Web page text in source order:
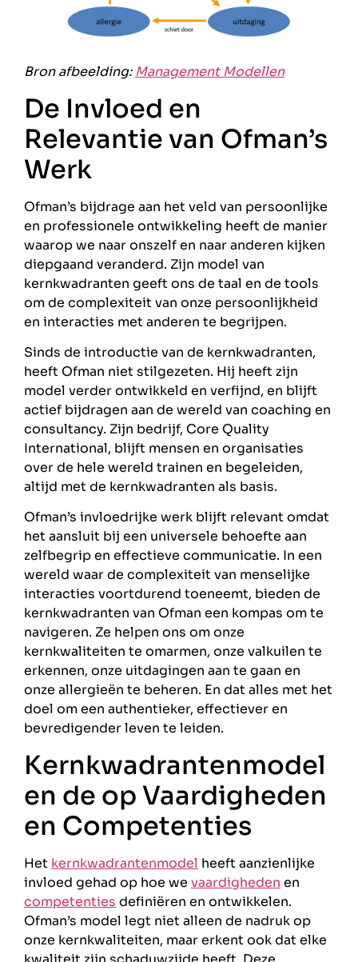
Bron afbeelding:Management Modellen
De Invloed en
Relevantie van Ofman’s
Werk
Ofman’s bijdrage aan het veld van persoonlijke
en professionele ontwikkeling heeft de manier
waarop we naar onszelf en naar anderen kijken
diepgaand veranderd. Zijn model van
kernkwadranten geeft ons de taal en de tools
om de complexiteit van onze persoonlijkheid
en interacties met anderen te begrijpen.
Sinds de introductie van de kernkwadranten,
heeft Ofman niet stilgezeten. Hij heeft zijn
model verder ontwikkeld en verfijnd, en blijft
actief bijdragen aan de wereld van coaching en
consultancy. Zijn bedrijf, Core Quality
International, blijft mensen en organisaties
over de hele wereld trainen en begeleiden,
altijd met de kernkwadranten als basis.
Ofman’s invloedrijke werk blijft relevant omdat
het aansluit bij een universele behoefte aan
zelfbegrip en effectieve communicatie. In een
wereld waar de complexiteit van menselijke
interacties voortdurend toeneemt, bieden de
kernkwadranten van Ofman een kompas om te
navigeren. Ze helpen ons om onze
kernkwaliteiten te omarmen, onze valkuilen te
erkennen, onze uitdagingen aan te gaan en
onze allergieën te beheren. En dat alles met het
doel om een authentieker, effectiever en
bevredigender leven te leiden.
Kernkwadrantenmodel
en de op Vaardigheden
en Competenties
Het kernkwadrantenmodel heeft aanzienlijke
invloed gehad op hoe we vaardigheden en
competenties definiëren en ontwikkelen.
Ofman’s model legt niet alleen de nadruk op
onze kernkwaliteiten, maar erkent ook dat elke